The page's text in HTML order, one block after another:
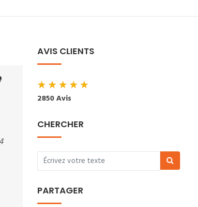
AVIS CLIENTS
★★★★★
2850 Avis
CHERCHER
PARTAGER